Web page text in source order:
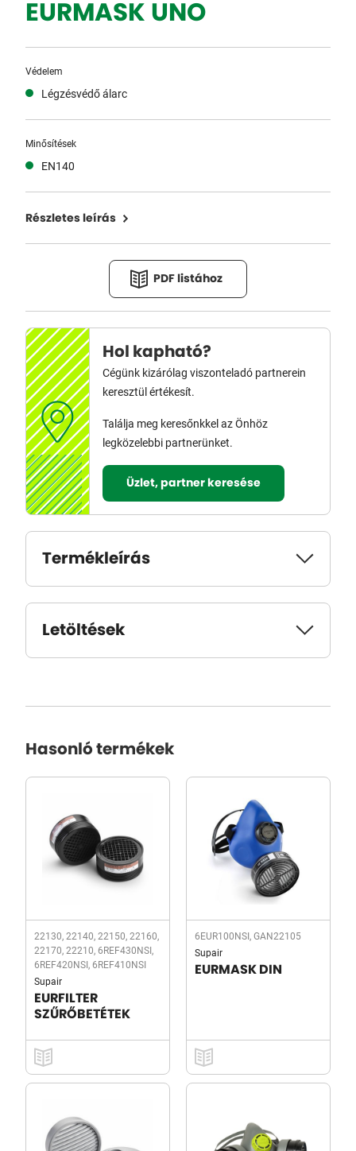
EURMASK UNO
Védelem
Légzésvédő álarc
Minősítések
EN140
Részletes leírás
PDF listához
Hol kapható?
Cégünk kizárólag viszonteladó partnerein
keresztül értékesít.
Találja meg keresőnkkel az Önhöz
legközelebbi partnerünket.
Üzlet, partner keresése
Termékleírás
Letöltések
Hasonló termékek
22130, 22140, 22150, 22160,
22170, 22210, 6REF430NSI,
6REF420NSI, 6REF410NSI
Supair
EURFILTER
SZŰRŐBETÉTEK
6EUR100NSI, GAN22105
Supair
EURMASK DIN